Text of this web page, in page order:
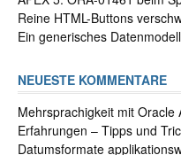
Reine HTML-Buttons
Ein generisches
NEUESTE KOMMENTARE
Mehrsprachigkeit mit Oracle
Erfahrungen – Tipps und
Datumsformate